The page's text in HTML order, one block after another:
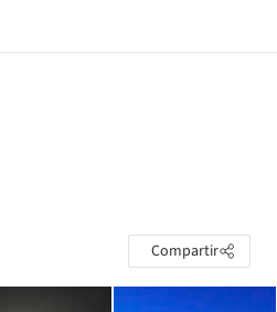
Compartir